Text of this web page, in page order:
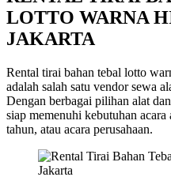
LOTTO WARNA
JAKARTA
Rental tirai bahan tebal lotto
adalah salah satu vendor sewa
Dengan berbagai pilihan alat
siap memenuhi kebutuhan
tahun, atau acara perusahaan.